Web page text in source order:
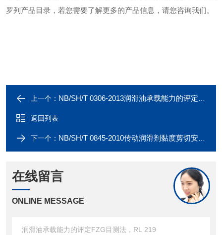
罗列产品目录，若您需要了解更多的产品信息，请您咨询我们。
上一个： NB/SH/T 0306-2013润滑油承载能力的评定FZG目测法， RL 214
返回列表
下一个： NB/SH/T 0845-2010传动润滑剂黏度剪切安定性的测定，RL181
在线留言
ONLINE MESSAGE